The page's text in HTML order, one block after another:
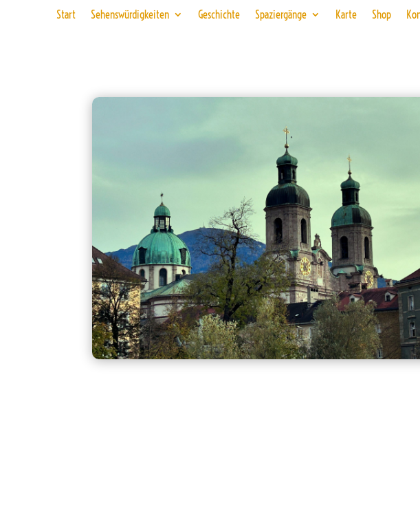
Start Sehenswürdigkeiten Geschichte Spaziergänge Karte Shop